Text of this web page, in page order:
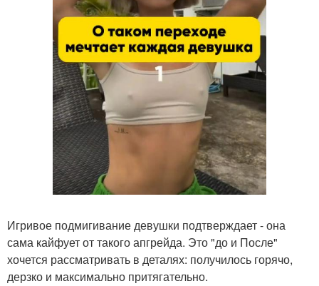
Игривое подмигивание девушки подтверждает - она
сама кайфует от такого апгрейда. Это "до и После"
хочется рассматривать в деталях: получилось горячо,
дерзко и максимально притягательно.